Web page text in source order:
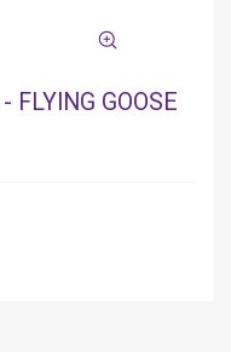
FLYING GOOSE